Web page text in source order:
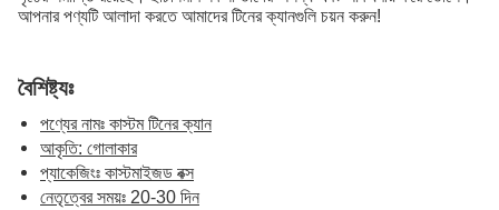
আপনার পণ্যটি আলাদা করতে আমাদের টিনের ক্যানগুলি চয়ন করুন!
বৈশিষ্ট্যঃ
পণ্যের নামঃ কাস্টম টিনের ক্যান
আকৃতি: গোলাকার
প্যাকেজিংঃ কাস্টমাইজড বক্স
নেতৃত্বের সময়ঃ 20-30 দিন